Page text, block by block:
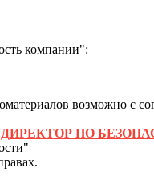
компании":
возможно с
ПО